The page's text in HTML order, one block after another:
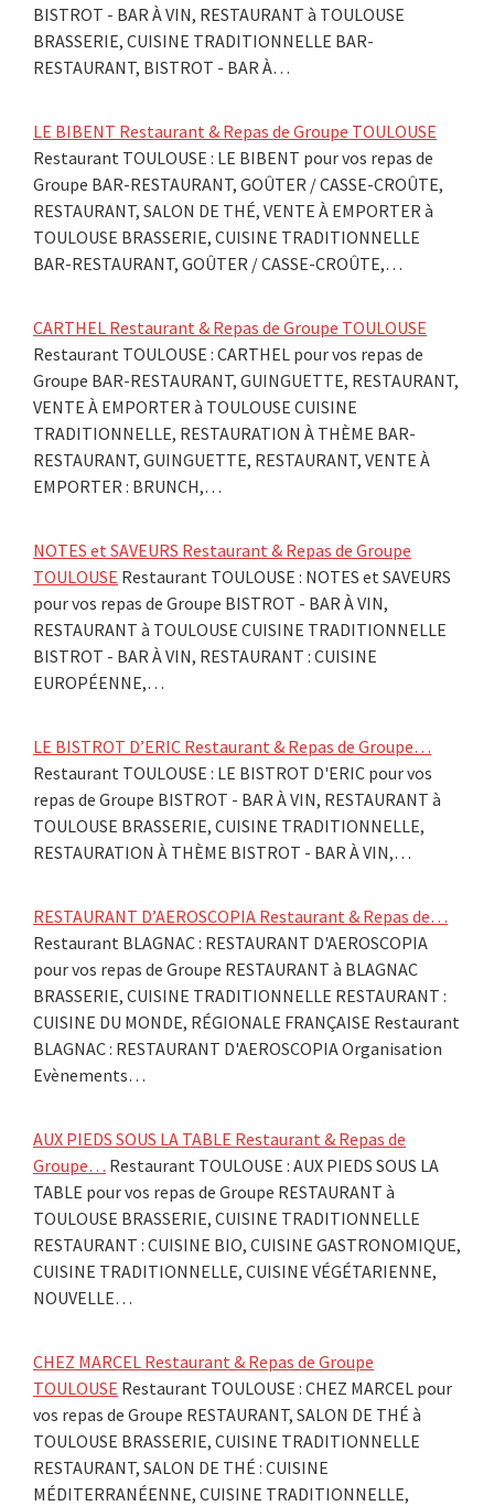
BISTROT - BAR À VIN, RESTAURANT à TOULOUSE
BRASSERIE, CUISINE TRADITIONNELLE BAR-
RESTAURANT, BISTROT - BAR À…
LE BIBENT Restaurant & Repas de Groupe TOULOUSE
Restaurant TOULOUSE : LE BIBENT pour vos repas de
Groupe BAR-RESTAURANT, GOÛTER / CASSE-CROÛTE,
RESTAURANT, SALON DE THÉ, VENTE À EMPORTER à
TOULOUSE BRASSERIE, CUISINE TRADITIONNELLE
BAR-RESTAURANT, GOÛTER / CASSE-CROÛTE,…
CARTHEL Restaurant & Repas de Groupe TOULOUSE
Restaurant TOULOUSE : CARTHEL pour vos repas de
Groupe BAR-RESTAURANT, GUINGUETTE, RESTAURANT,
VENTE À EMPORTER à TOULOUSE CUISINE
TRADITIONNELLE, RESTAURATION À THÈME BAR-
RESTAURANT, GUINGUETTE, RESTAURANT, VENTE À
EMPORTER : BRUNCH,…
NOTES et SAVEURS Restaurant & Repas de Groupe
TOULOUSE Restaurant TOULOUSE : NOTES et SAVEURS
pour vos repas de Groupe BISTROT - BAR À VIN,
RESTAURANT à TOULOUSE CUISINE TRADITIONNELLE
BISTROT - BAR À VIN, RESTAURANT : CUISINE
EUROPÉENNE,…
LE BISTROT D’ERIC Restaurant & Repas de Groupe…
Restaurant TOULOUSE : LE BISTROT D'ERIC pour vos
repas de Groupe BISTROT - BAR À VIN, RESTAURANT à
TOULOUSE BRASSERIE, CUISINE TRADITIONNELLE,
RESTAURATION À THÈME BISTROT - BAR À VIN,…
RESTAURANT D’AEROSCOPIA Restaurant & Repas de…
Restaurant BLAGNAC : RESTAURANT D'AEROSCOPIA
pour vos repas de Groupe RESTAURANT à BLAGNAC
BRASSERIE, CUISINE TRADITIONNELLE RESTAURANT :
CUISINE DU MONDE, RÉGIONALE FRANÇAISE Restaurant
BLAGNAC : RESTAURANT D'AEROSCOPIA Organisation
Evènements…
AUX PIEDS SOUS LA TABLE Restaurant & Repas de
Groupe… Restaurant TOULOUSE : AUX PIEDS SOUS LA
TABLE pour vos repas de Groupe RESTAURANT à
TOULOUSE BRASSERIE, CUISINE TRADITIONNELLE
RESTAURANT : CUISINE BIO, CUISINE GASTRONOMIQUE,
CUISINE TRADITIONNELLE, CUISINE VÉGÉTARIENNE,
NOUVELLE…
CHEZ MARCEL Restaurant & Repas de Groupe
TOULOUSE Restaurant TOULOUSE : CHEZ MARCEL pour
vos repas de Groupe RESTAURANT, SALON DE THÉ à
TOULOUSE BRASSERIE, CUISINE TRADITIONNELLE
RESTAURANT, SALON DE THÉ : CUISINE
MÉDITERRANÉENNE, CUISINE TRADITIONNELLE,